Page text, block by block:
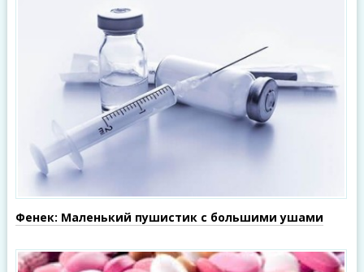
Фенек: Маленький пушистик с большими ушами